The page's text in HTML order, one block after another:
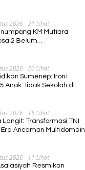
2026 21 Lihat
KM Mutiara
2 Belum
2026 20 Lihat
Sumenep: Ironi
Anak Tidak Sekolah di
2026 15 Lihat
Langit: Transformasi TNI
Era Ancaman Multidomain
2026 11 Lihat
Resmikan